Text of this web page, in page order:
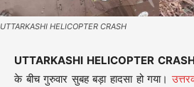
UTTARKASHI HELICOPTER CRASH
UTTARKASHI HELICOPTER
के बीच गुरुवार सुबह बड़ा हादसा हो गया।